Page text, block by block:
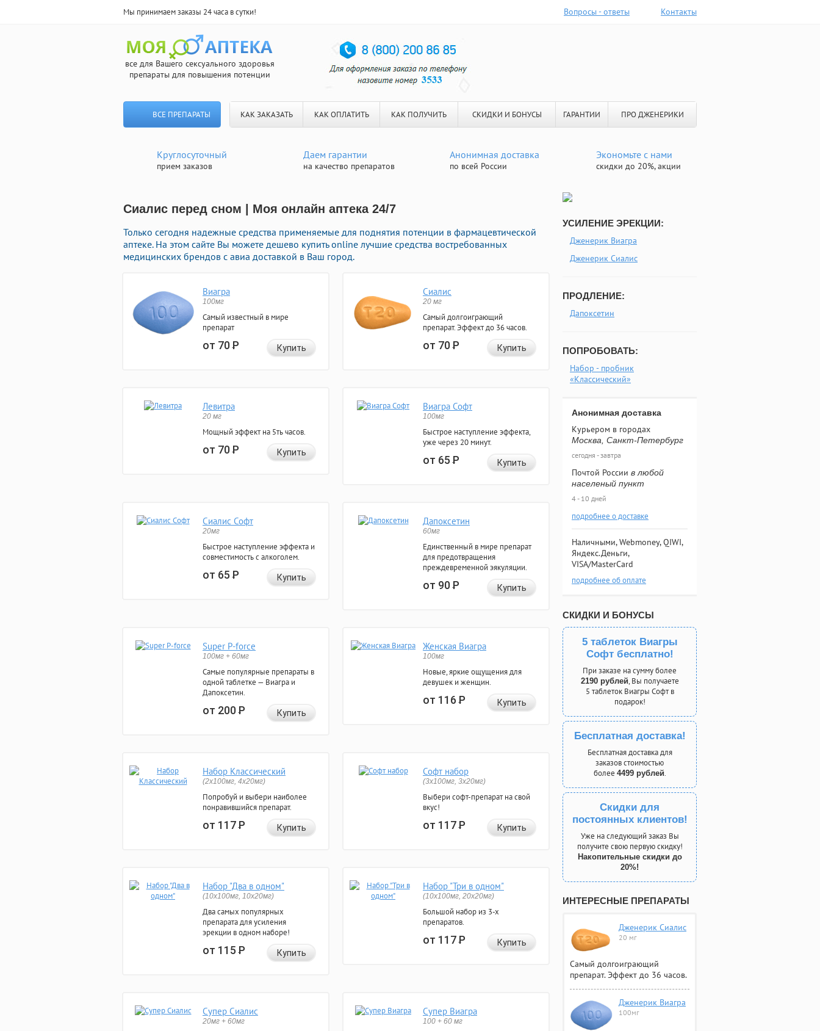
Мы принимаем заказы 24 часа в сутки! Вопросы - ответы Контакты
все для Вашего сексуального здоровья
препараты для повышения потенции
ВСЕ ПРЕПАРАТЫ КАК ЗАКАЗАТЬ КАК ОПЛАТИТЬ КАК ПОЛУЧИТЬ СКИДКИ И БОНУСЫ ГАРАНТИИ ПРО ДЖЕНЕРИКИ
Круглосуточный
прием заказов
Даем гарантии
на качество препаратов
Анонимная доставка
по всей России
Экономьте с нами
скидки до 20%, акции
Сиалис перед сном | Моя онлайн аптека 24/7
Только сегодня надежные средства применяемые для поднятия потенции в фармацевтической
аптеке. На этом сайте Вы можете дешево купить online лучшие средства востребованных
медицинских брендов с авиа доставкой в Ваш город.
Виагра
100мг
Самый известный в мире
препарат
от 70Р Купить
Сиалис
20 мг
Самый долгоиграющий
препарат. Эффект до 36 часов.
от 70Р Купить
Левитра
20 мг
Мощный эффект на 5ть часов.
от 70Р Купить
Виагра Софт
100мг
Быстрое наступление эффекта,
уже через 20 минут.
от 65Р Купить
Сиалис Софт
20мг
Быстрое наступление эффекта и
совместимость с алкоголем.
от 65Р Купить
Дапоксетин
60мг
Единственный в мире препарат
для предотвращения
преждевременной эякуляции.
от 90Р Купить
Super P-force
100мг + 60мг
Самые популярные препараты в
одной таблетке — Виагра и
Дапоксетин.
от 200Р Купить
Женская Виагра
100мг
Новые, яркие ощущения для
девушек и женщин.
от 116Р Купить
Набор Классический
(2x100мг, 4x20мг)
Попробуй и выбери наиболее
понравившийся препарат.
от 117Р Купить
Софт набор
(3x100мг, 3x20мг)
Выбери софт-препарат на свой
вкус!
от 117Р Купить
Набор "Два в одном"
(10x100мг, 10x20мг)
Два самых популярных
препарата для усиления
эрекции в одном наборе!
от 115Р Купить
Набор "Три в одном"
(10x100мг, 20x20мг)
Большой набор из 3-х
препаратов.
от 117Р Купить
Супер Сиалис
20мг + 60мг
Супер Виагра
100 + 60 мг
УСИЛЕНИЕ ЭРЕКЦИИ:
Дженерик Виагра
Дженерик Сиалис
ПРОДЛЕНИЕ:
Дапоксетин
ПОПРОБОВАТЬ:
Набор - пробник
«Классический»
Анонимная доставка
Курьером в городах
Москва, Санкт-Петербург
сегодня - завтра
Почтой России в любой
населеный пункт
4 - 10 дней
подробнее о доставке
Наличными, Webmoney, QIWI,
Яндекс.Деньги,
VISA/MasterCard
подробнее об оплате
СКИДКИ И БОНУСЫ
5 таблеток Виагры
Софт бесплатно!
При заказе на сумму более
2190 рублей, Вы получаете
5 таблеток Виагры Софт в
подарок!
Бесплатная доставка!
Бесплатная доставка для
заказов стоимостью
более 4499 рублей.
Скидки для
постоянных клиентов!
Уже на следующий заказ Вы
получите свою первую скидку!
Накопительные скидки до
20%!
ИНТЕРЕСНЫЕ ПРЕПАРАТЫ
Дженерик Сиалис
20 мг
Самый долгоиграющий
препарат. Эффект до 36 часов.
Дженерик Виагра
100мг